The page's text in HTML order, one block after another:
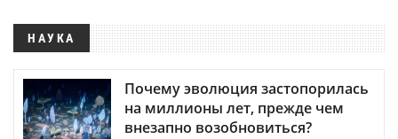
НАУКА
Почему эволюция застопорилась
на миллионы лет, прежде чем
внезапно возобновиться?